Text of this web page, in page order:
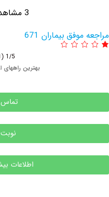
بیماران 671
بهترین راههای ارتباطی
تماس تلفنی
نوبت دهی
اطلاعات بیشتر و